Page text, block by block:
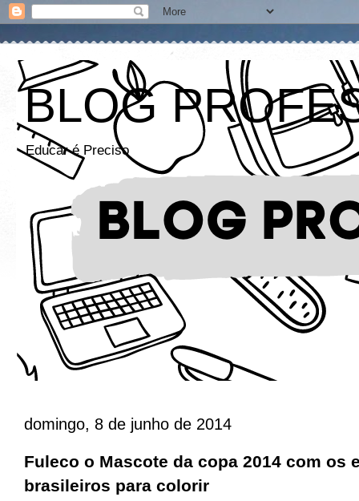
BLOG
Educar é Preciso
domingo, 8 de junho de 2014
Fuleco o Mascote da copa 2014 com os
brasileiros para colorir